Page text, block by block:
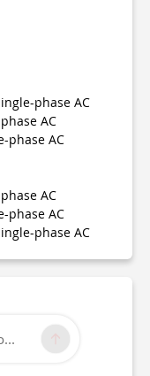
phase AC
AC
phase AC
AC
phase AC
phase AC